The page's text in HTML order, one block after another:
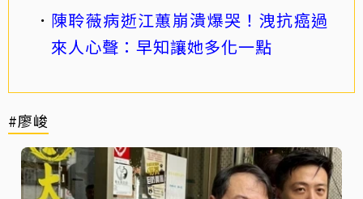
陳聆薇病逝江蕙崩潰爆哭！洩抗癌過
來人心聲：早知讓她多化一點
#廖峻